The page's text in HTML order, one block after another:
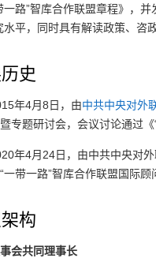
一路”智库合作联盟章程》，
水平，同时具有解读政策、咨
史
年4月8日，由中共中央对外
专题研讨会，会议讨论通过
年4月24日，由中共中央对
一带一路”智库合作联盟国际顾
构
会共同理事长